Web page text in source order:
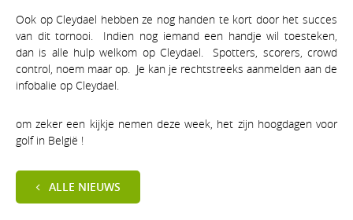
Ook op Cleydael hebben ze nog handen te kort door het succes
van dit tornooi. Indien nog iemand een handje wil toesteken,
dan is alle hulp welkom op Cleydael. Spotters, scorers, crowd
control, noem maar op. Je kan je rechtstreeks aanmelden aan de
infobalie op Cleydael.
om zeker een kijkje nemen deze week, het zijn hoogdagen voor
golf in België !
ALLE NIEUWS